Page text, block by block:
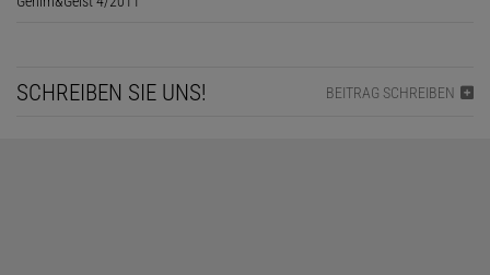
SCHREIBEN SIE UNS! BEITRAG SCHREIBEN